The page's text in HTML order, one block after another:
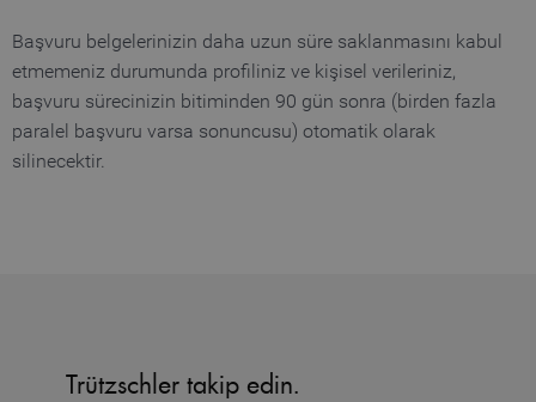
Başvuru belgelerinizin daha uzun süre saklanmasını kabul
etmemeniz durumunda profiliniz ve kişisel verileriniz,
başvuru sürecinizin bitiminden 90 gün sonra (birden fazla
paralel başvuru varsa sonuncusu) otomatik olarak
silinecektir.
Trützschler takip edin.